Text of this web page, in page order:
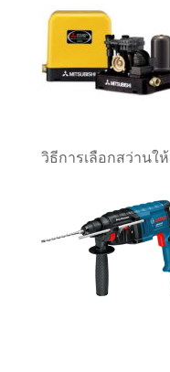
วิธีการเลือกสว่านใ